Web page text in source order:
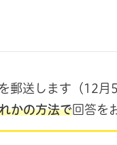
郵送します（12月
かの方法で回答を